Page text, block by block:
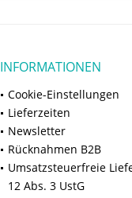
INFORMATIONEN
Cookie-Einstellungen
Lieferzeiten
Newsletter
Rücknahmen B2B
Umsatzsteuerfreie
12 Abs. 3 UstG